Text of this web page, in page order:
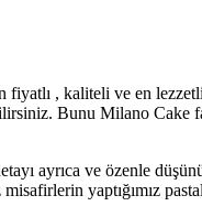
fiyatlı , kaliteli ve en
Bunu Milano Cake
ayrıca ve özenle
misafirlerin yaptığımız